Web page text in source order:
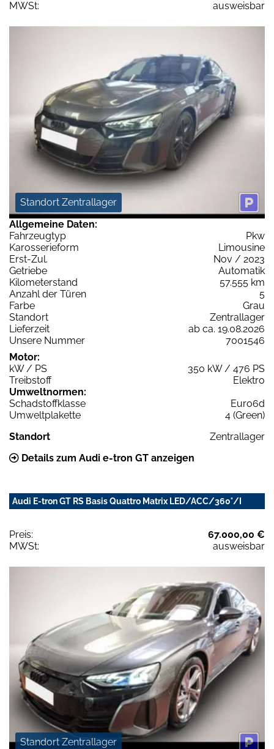
MWSt:
ausweisbar
Standort Zentrallager
Allgemeine Daten:
Fahrzeugtyp
Pkw
Karosserieform
Limousine
Erst-Zul.
Nov / 2023
Getriebe
Automatik
Kilometerstand
57.555 km
Anzahl der Türen
5
Farbe
Grau
Standort
Zentrallager
Lieferzeit
ab ca. 19.08.2026
Unsere Nummer
7001546
Motor:
kW / PS
350 kW / 476 PS
Treibstoff
Elektro
Umweltnormen:
Schadstoffklasse
Euro6d
Umweltplakette
4 (Green)
Standort
Zentrallager
Details zum Audi e-tron GT anzeigen
Audi E-tron GT RS Basis Quattro Matrix LED/ACC/360°/I
Preis:
67.000,00 €
MWSt:
ausweisbar
Standort Zentrallager